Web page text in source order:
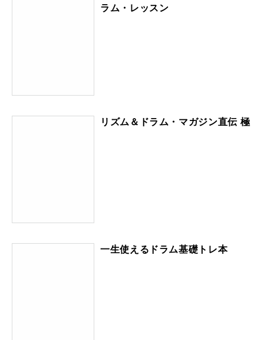
ラム・レッスン
リズム＆ドラム・マガジン直伝 極
一生使えるドラム基礎トレ本